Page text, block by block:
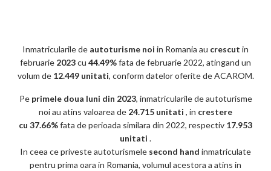
o
o
k
m
ar
ks
Inmatricularile de autoturisme noi in Romania au crescut in
februarie 2023cu 44.49%fata de februarie 2022, atingand un
volum de 12.449 unitati, conform datelor oferite de ACAROM.
Pe primele doua luni din 2023, inmatricularile de autoturisme
noi au atins valoarea de 24.715 unitati , in crestere
cu 37.66%fata de perioada similara din 2022, respectiv 17.953
unitati .
In ceea ce priveste autoturismele second hand inmatriculate
pentru prima oara in Romania, volumul acestora a atins in